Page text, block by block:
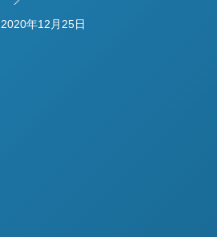
2020年12月25日